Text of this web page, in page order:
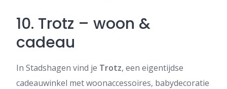
10. Trotz – woon &
cadeau
In Stadshagen vind je Trotz, een eigentijdse
cadeauwinkel met woonaccessoires, babydecoratie